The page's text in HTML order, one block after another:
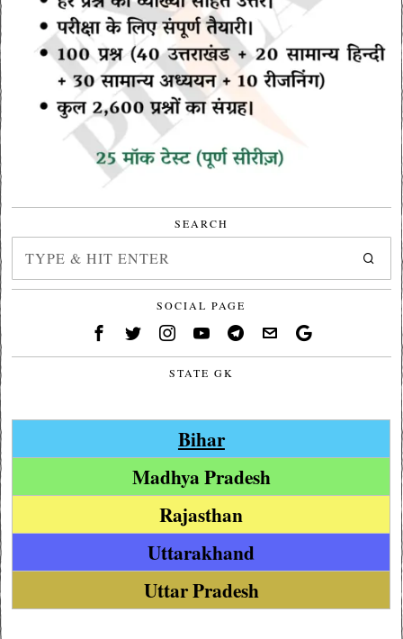
SEARCH
SOCIAL PAGE
STATE GK
Bihar
Madhya Pradesh
Rajasthan
Uttarakhand
Uttar Pradesh